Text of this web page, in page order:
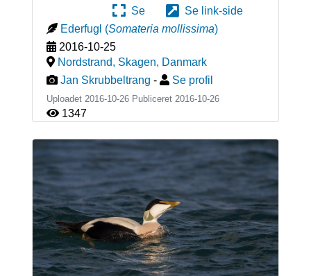
Se
Se link-side
Ederfugl (Somateria mollissima)
2016-10-25
Nordstrand, Skagen, Danmark
Jan Skrubbeltrang - Se profil
Uploadet 2016-10-26 Publiceret 2016-10-26
1347